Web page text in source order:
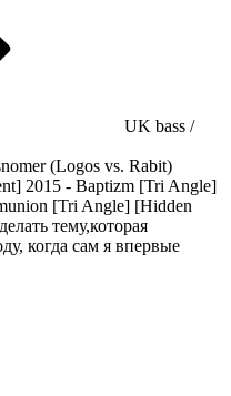
UK bass /
(Logos vs. Rabit)
2015 - Baptizm [Tri Angle]
[Tri Angle] [Hidden
тему,которая
когда сам я впервые